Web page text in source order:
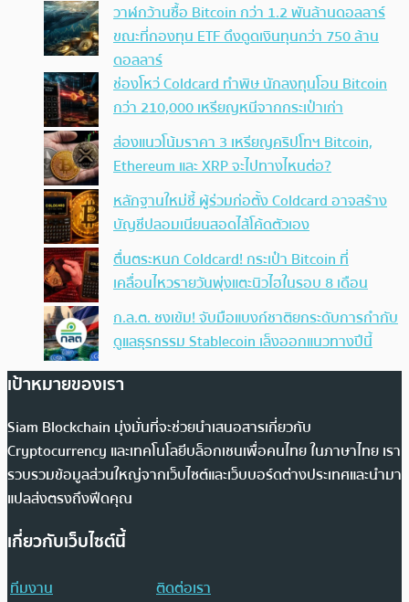
วาฬกว้านซื้อ Bitcoin กว่า 1.2 พันล้านดอลลาร์
ขณะที่กองทุน ETF ดึงดูดเงินทุนกว่า 750 ล้าน
ดอลลาร์
ช่องโหว่ Coldcard ทำพิษ นักลงทุนโอน Bitcoin
กว่า 210,000 เหรียญหนีจากกระเป๋าเก่า
ส่องแนวโน้มราคา 3 เหรียญคริปโทฯ Bitcoin,
Ethereum และ XRP จะไปทางไหนต่อ?
หลักฐานใหม่ชี้ ผู้ร่วมก่อตั้ง Coldcard อาจสร้าง
บัญชีปลอมเนียนสอดไส้โค้ดตัวเอง
ตื่นตระหนก Coldcard! กระเป๋า Bitcoin ที่
เคลื่อนไหวรายวันพุ่งแตะนิวไฮในรอบ 8 เดือน
ก.ล.ต. ชงเข้ม! จับมือแบงก์ชาติยกระดับการกำกับ
ดูแลธุรกรรม Stablecoin เล็งออกแนวทางปีนี้
เป้าหมายของเรา
Siam Blockchain มุ่งมั่นที่จะช่วยนำเสนอสารเกี่ยวกับ
Cryptocurrency และเทคโนโลยีบล็อกเชนเพื่อคนไทย ในภาษาไทย เรา
รวบรวมข้อมูลส่วนใหญ่จากเว็บไซต์และเว็บบอร์ดต่างประเทศและนำมา
แปลส่งตรงถึงฟีดคุณ
เกี่ยวกับเว็บไซต์นี้
ทีมงาน
ติดต่อเรา